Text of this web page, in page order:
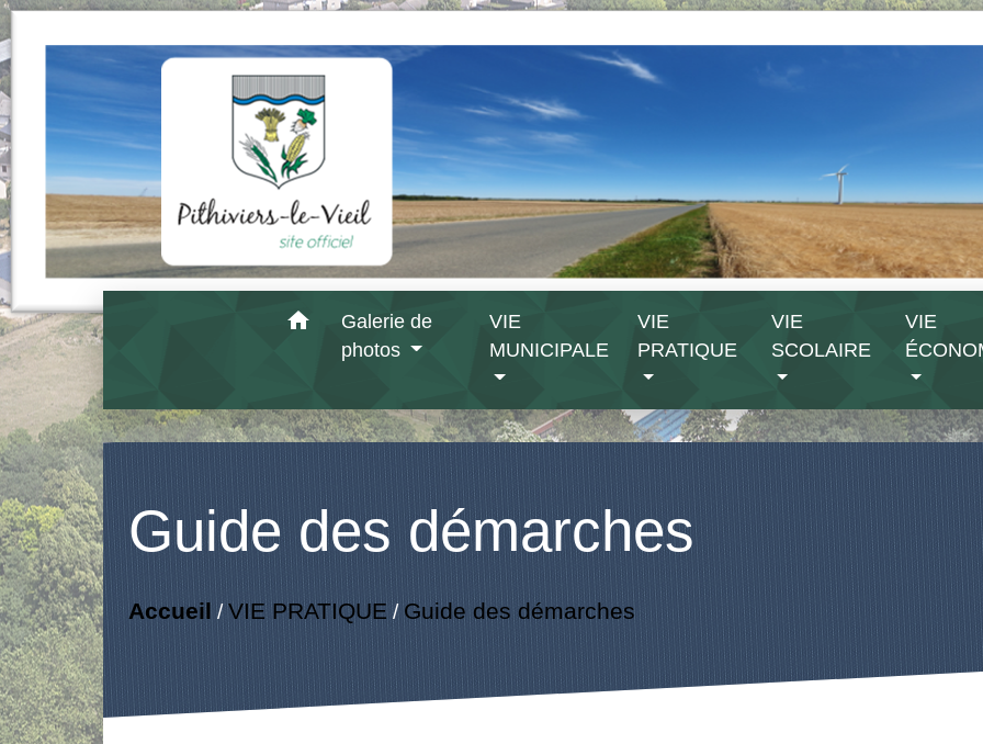
home
Galerie de
photos
VIE
MUNICIPALE
VIE
PRATIQUE
VIE
SCOLAIRE
VIE
Guide des démarches
Accueil /VIE PRATIQUE/ Guide des démarches